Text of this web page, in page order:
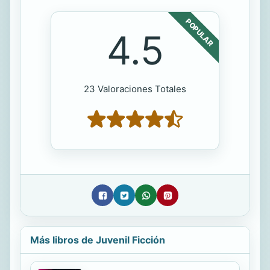
POPULAR
4.5
23 Valoraciones Totales
Más libros de Juvenil Ficción